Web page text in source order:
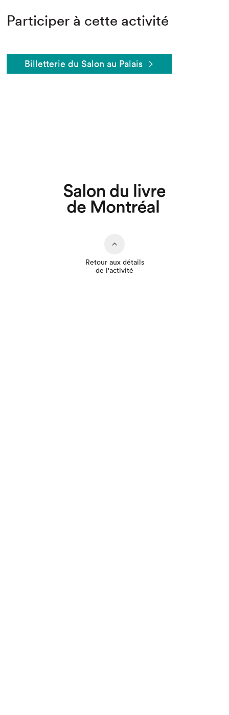
Participer à cette activité
Billetterie du Salon au Palais
Retour aux détails
de l'activité